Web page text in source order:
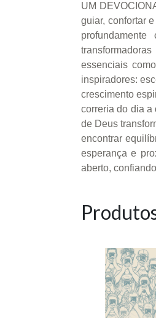
UM
guiar, confortar
essenciais
inspiradores:
crescimento
correria do dia a
de Deus
encontrar
esperança e
aberto,